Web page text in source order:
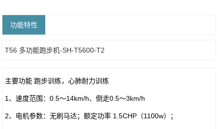
功能特性
T56 多功能跑步机-SH-T5600-T2
主要功能 跑步训练，心肺耐力训练
1、速度范围：0.5～14km/h、倒走0.5～3km/h
2、电机参数：无刷马达；额定功率 1.5CHP（1100w）；